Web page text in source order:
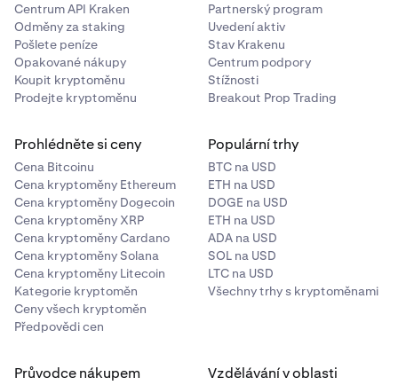
Centrum API Kraken
Odměny za staking
Pošlete peníze
Opakované nákupy
Koupit kryptoměnu
Prodejte kryptoměnu
Partnerský program
Uvedení aktiv
Stav Krakenu
Centrum podpory
Stížnosti
Breakout Prop Trading
Prohlédněte si ceny
Cena Bitcoinu
Cena kryptoměny Ethereum
Cena kryptoměny Dogecoin
Cena kryptoměny XRP
Cena kryptoměny Cardano
Cena kryptoměny Solana
Cena kryptoměny Litecoin
Kategorie kryptoměn
Ceny všech kryptoměn
Předpovědi cen
Populární trhy
BTC na USD
ETH na USD
DOGE na USD
ETH na USD
ADA na USD
SOL na USD
LTC na USD
Všechny trhy s kryptoměnami
Průvodce nákupem
Vzdělávání v oblasti